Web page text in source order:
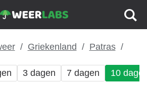
Griekenland Patras
3 dagen 7 dagen 10